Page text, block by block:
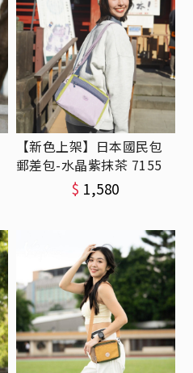
【新色上架】日本國民包
郵差包-水晶紫抹茶 7155
$ 1,580